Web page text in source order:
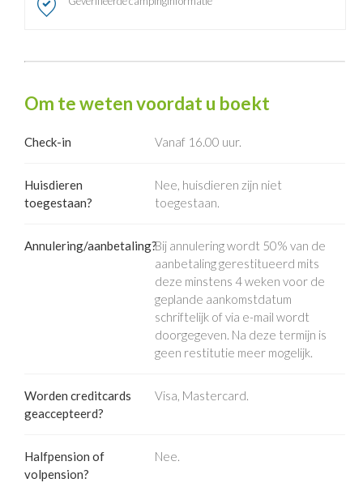
Om te weten voordat u boekt
Check-in Vanaf 16.00 uur.
Huisdieren
toegestaan?
Nee, huisdieren zijn niet
toegestaan.
Annulering/aanbetaling?Bij annulering wordt 50% van de
aanbetaling gerestitueerd mits
deze minstens 4 weken voor de
geplande aankomstdatum
schriftelijk of via e-mail wordt
doorgegeven. Na deze termijn is
geen restitutie meer mogelijk.
Worden creditcards
geaccepteerd?
Visa, Mastercard.
Halfpension of
volpension?
Nee.